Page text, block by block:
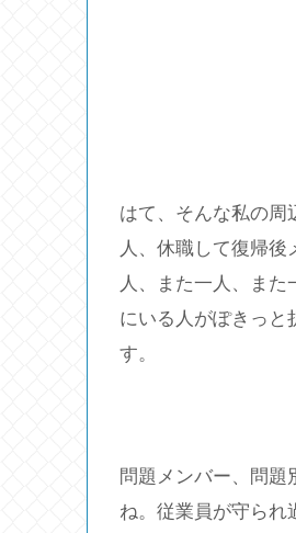
はて、そんな私の周
人、休職して復帰
人、また一人、ま
にいる人がぽきっと
す。
問題メンバー、問題
ね。従業員が守られ